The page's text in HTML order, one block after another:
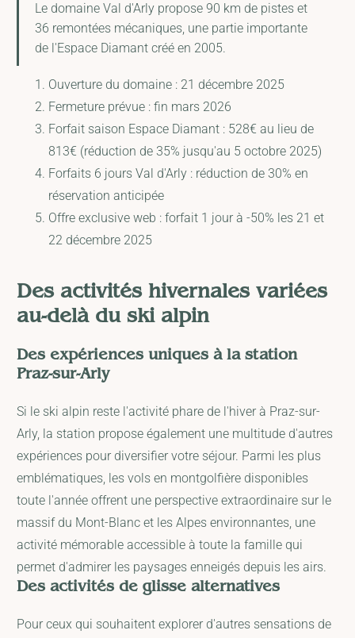
Le domaine Val d'Arly propose 90 km de pistes et
36 remontées mécaniques, une partie importante
de l'Espace Diamant créé en 2005.
Ouverture du domaine : 21 décembre 2025
Fermeture prévue : fin mars 2026
Forfait saison Espace Diamant : 528€ au lieu de
813€ (réduction de 35% jusqu'au 5 octobre 2025)
Forfaits 6 jours Val d'Arly : réduction de 30% en
réservation anticipée
Offre exclusive web : forfait 1 jour à -50% les 21 et
22 décembre 2025
Des activités hivernales variées
au-delà du ski alpin
Des expériences uniques à la station
Praz-sur-Arly
Si le ski alpin reste l'activité phare de l'hiver à Praz-sur-
Arly, la station propose également une multitude d'autres
expériences pour diversifier votre séjour. Parmi les plus
emblématiques, les vols en montgolfière disponibles
toute l'année offrent une perspective extraordinaire sur le
massif du Mont-Blanc et les Alpes environnantes, une
activité mémorable accessible à toute la famille qui
permet d'admirer les paysages enneigés depuis les airs.
Des activités de glisse alternatives
Pour ceux qui souhaitent explorer d'autres sensations de